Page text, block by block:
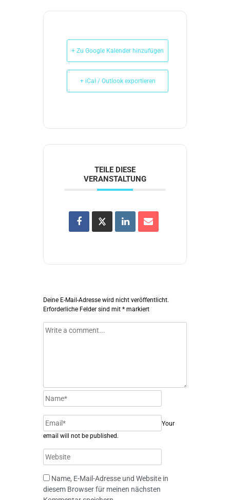
+ Zu Google Kalender hinzufügen
+ iCal / Outlook exportieren
TEILE DIESE
VERANSTALTUNG
Deine E-Mail-Adresse wird nicht veröffentlicht.
Erforderliche Felder sind mit * markiert
Your
email will not be published.
Name, E-Mail-Adresse und Website in
diesem Browser für meinen nächsten